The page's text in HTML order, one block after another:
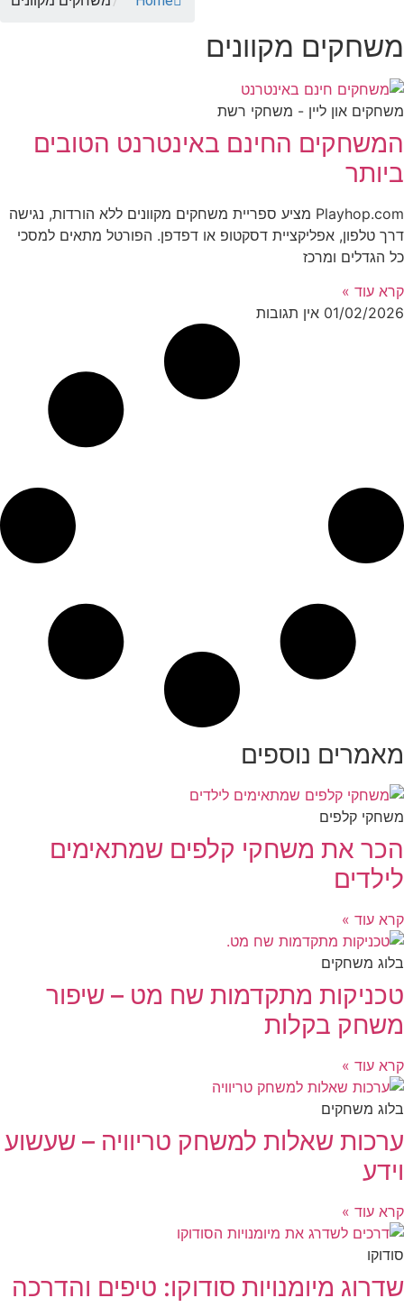
משחקים מקוונים
משחקים און ליין - משחקי רשת
המשחקים החינם באינטרנט הטובים
ביותר
Playhop.com מציע ספריית משחקים מקוונים ללא הורדות, נגישה
דרך טלפון, אפליקציית דסקטופ או דפדפן. הפורטל מתאים למסכי
כל הגדלים ומרכז
קרא עוד »
01/02/2026 אין תגובות
מאמרים נוספים
משחקי קלפים
הכר את משחקי קלפים שמתאימים
לילדים
קרא עוד »
בלוג משחקים
טכניקות מתקדמות שח מט – שיפור
משחק בקלות
קרא עוד »
בלוג משחקים
ערכות שאלות למשחק טריוויה – שעשוע
וידע
קרא עוד »
סודוקו
שדרוג מיומנויות סודוקו: טיפים והדרכה